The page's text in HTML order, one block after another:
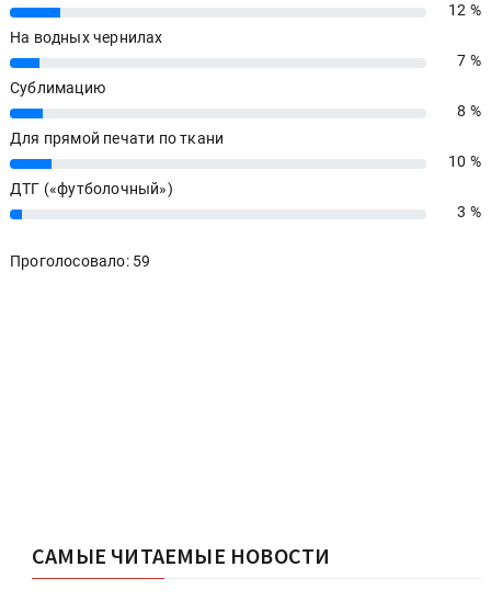
12%
12 %
На водных чернилах
7%
7 %
Сублимацию
8%
8 %
Для прямой печати по ткани
10%
10 %
ДТГ («футболочный»)
3% 3 %
Проголосовало: 59
САМЫЕ ЧИТАЕМЫЕ НОВОСТИ